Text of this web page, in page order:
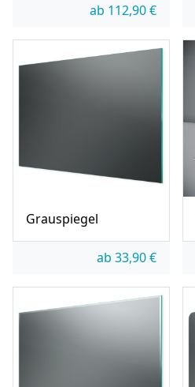
ab 112,90€
Grauspiegel
ab 33,90€